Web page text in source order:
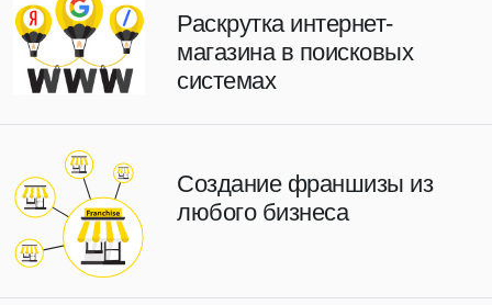
Раскрутка интернет-
магазина в поисковых
системах
Создание франшизы из
любого бизнеса